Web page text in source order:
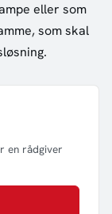
eller som
som skal
en rådgiver